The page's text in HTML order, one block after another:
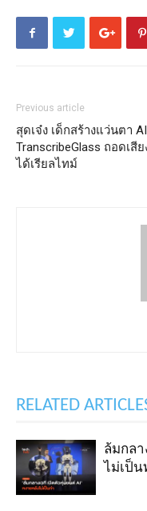
Previous article
สุดเจ๋ง เด็กสร้างแว่นตา AI
TranscribeGlass ถอดเสี
ได้เรียลไทม์
RELATED
ล้มกลา
ไม่เป็น